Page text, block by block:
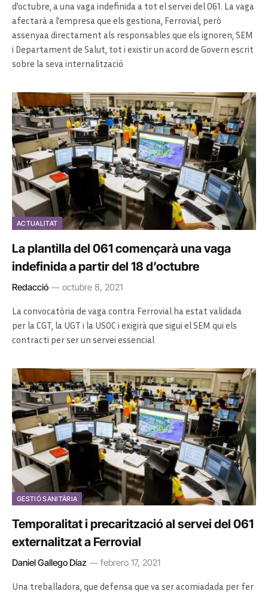
d’octubre, a una vaga indefinida a tot el servei del 061. La vaga
afectarà a l’empresa que els gestiona, Ferrovial, però
assenyaa directament als responsables que els ignoren, SEM
i Departament de Salut, tot i existir un acord de Govern escrit
sobre la seva internalització
ACTUALITAT
La plantilla del 061 començarà una vaga
indefinida a partir del 18 d’octubre
Redacció octubre 8, 2021
La convocatòria de vaga contra Ferrovial ha estat validada
per la CGT, la UGT i la USOC i exigirà que sigui el SEM qui els
contracti per ser un servei essencial
GESTIÓ SANITÀRIA
Temporalitat i precarització al servei del 061
externalitzat a Ferrovial
Daniel Gallego Díaz febrero 17, 2021
Una treballadora, que defensa que va ser acomiadada per fer